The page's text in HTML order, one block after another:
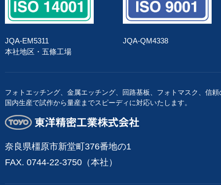
JQA-EM5311
本社地区・五條工場
JQA-QM4338
フォトエッチング、金属エッチング、回路基板、フォトマスク、信頼
国内生産で試作から量産までスピーディに対応いたします。
奈良県橿原市新堂町376番地の1
FAX. 0744-22-3750（本社）